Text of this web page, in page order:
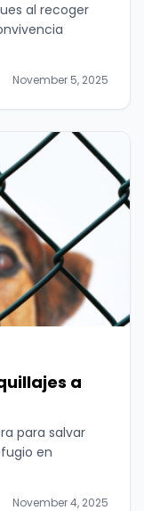
al recoger
November 5, 2025
a
para salvar
en
November 4, 2025